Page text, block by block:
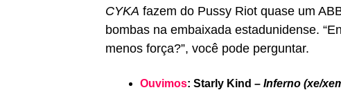
CYKA fazem do Pussy Riot quase um
bombas na embaixada estadunidense.
menos força?”, você pode perguntar.
Ouvimos: Starly Kind – Inferno (xe/